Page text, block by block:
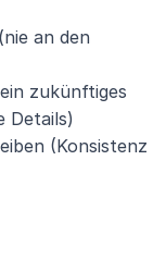
an den
zukünftiges
Details)
(Konsistenz